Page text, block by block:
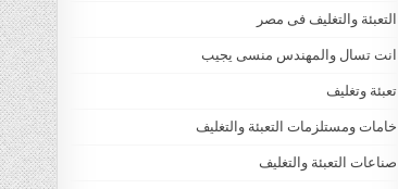
التعبئة والتغليف فى مصر
انت تسال والمهندس منسى يجيب
تعبئة وتغليف
خامات ومستلزمات التعبئة والتغليف
صناعات التعبئة والتغليف